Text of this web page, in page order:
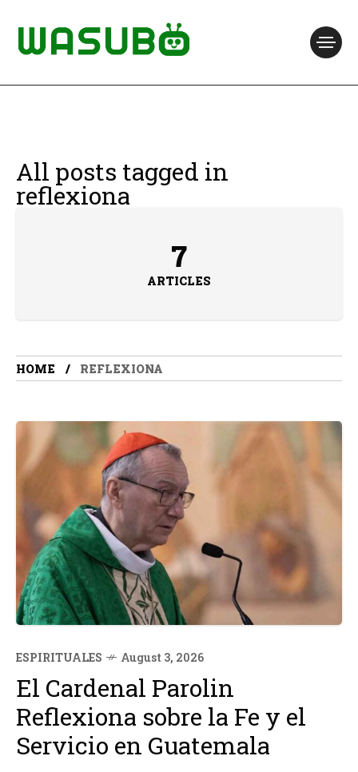
All posts tagged in
reflexiona
7
ARTICLES
HOME REFLEXIONA
ESPIRITUALES August 3, 2026
El Cardenal Parolin
Reflexiona sobre la Fe y el
Servicio en Guatemala